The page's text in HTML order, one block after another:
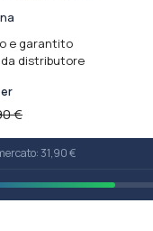
e garantito
distributore
€
31,90 €